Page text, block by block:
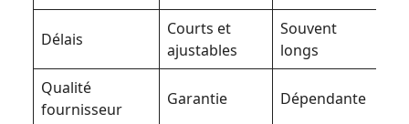
Délais
Courts et
ajustables
Souvent
longs
Qualité
fournisseur
Garantie Dépendante